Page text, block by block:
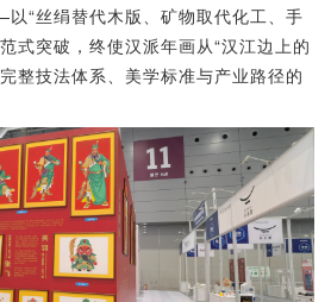
“丝绢替代木版、矿物取代化工、手
式突破，终使汉派年画从“汉江边上的
整技法体系、美学标准与产业路径的